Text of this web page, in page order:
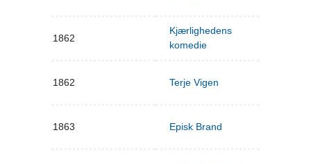
1862
Kjærlighedens
komedie
1862 Terje Vigen
1863 Episk Brand